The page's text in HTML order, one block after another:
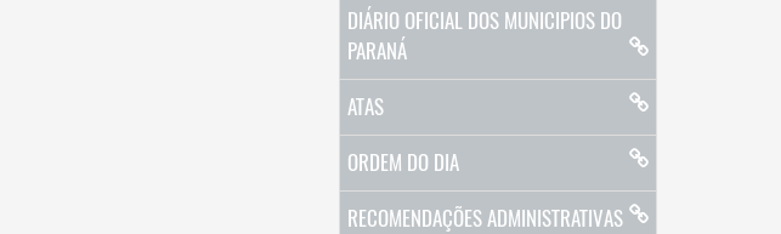
DIÁRIO OFICIAL DOS MUNICIPIOS DO
PARANÁ
ATAS
ORDEM DO DIA
RECOMENDAÇÕES ADMINISTRATIVAS